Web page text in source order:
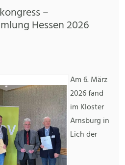
–
Hessen 2026
Am 6. März
2026 fand
im Kloster
Arnsburg in
Lich der